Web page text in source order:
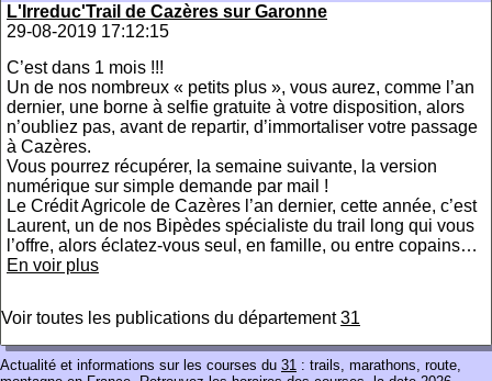
L'Irreduc'Trail de Cazères sur Garonne
29-08-2019 17:12:15
C’est dans 1 mois !!!
Un de nos nombreux « petits plus », vous aurez, comme l’an
dernier, une borne à selfie gratuite à votre disposition, alors
n’oubliez pas, avant de repartir, d’immortaliser votre passage
à Cazères.
Vous pourrez récupérer, la semaine suivante, la version
numérique sur simple demande par mail !
Le Crédit Agricole de Cazères l’an dernier, cette année, c’est
Laurent, un de nos Bipèdes spécialiste du trail long qui vous
l’offre, alors éclatez-vous seul, en famille, ou entre copains…
En voir plus
Voir toutes les publications du département31
Actualité et informations sur les courses du 31 : trails, marathons, route,